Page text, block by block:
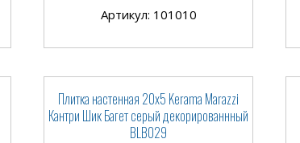
Артикул: 101010
Плитка настенная 20x5 Kerama Marazzi
Кантри Шик Багет серый декорированнный
BLB029